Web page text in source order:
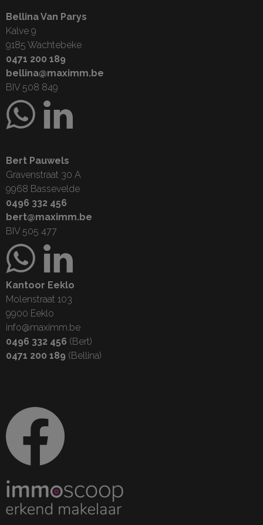
Bellina Van Parys
Kalve 9
9185 Wachtebeke
0471 200 189
bellina@maximm.be
BIV 508 849
Bert Pauwels
Gravenstraat 30 A
9968 Bassevelde
0496 332 456
bert@maximm.be
BIV 505 477
Kantoor Eeklo
Molenstraat 103
9900 Eeklo
info@maximm.be
0496 332 456 (Bert)
0471 200 189 (Bellina)